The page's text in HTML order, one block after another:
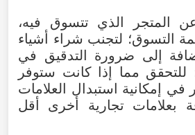
المتجر الذي تتسوق فيه،
التسوق؛ لتجنب شراء أشياء
إضافة إلى ضرورة التدقيق في
للتحقق مما إذا كانت ستوفر
في إمكانية استبدال العلامات
بعلامات تجارية أخرى أقل